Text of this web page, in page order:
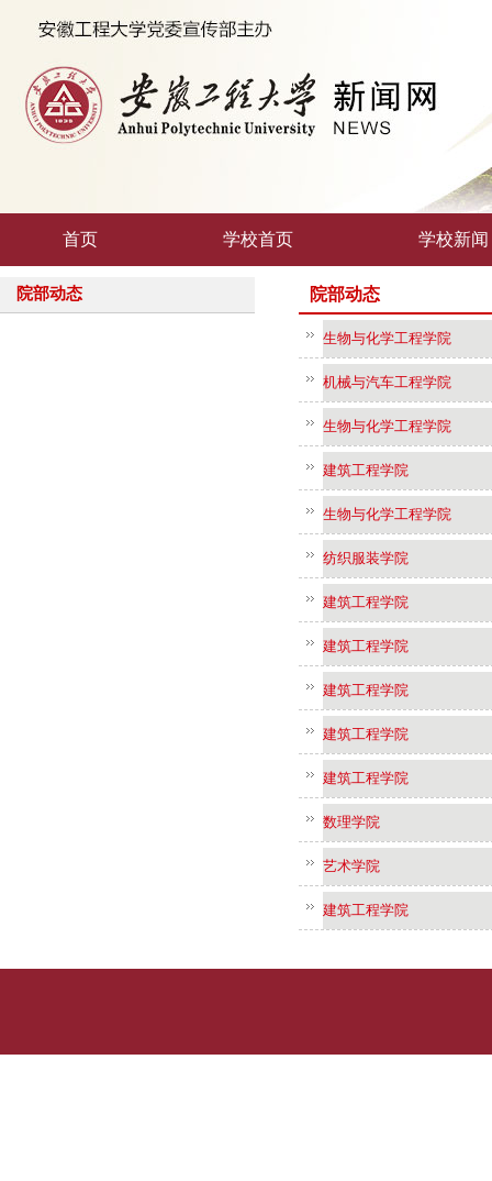
首页 学校首页 学校新闻
院部动态 院部动态
生物与化学工程学院
机械与汽车工程学院
生物与化学工程学院
建筑工程学院
生物与化学工程学院
纺织服装学院
建筑工程学院
建筑工程学院
建筑工程学院
建筑工程学院
建筑工程学院
数理学院
艺术学院
建筑工程学院